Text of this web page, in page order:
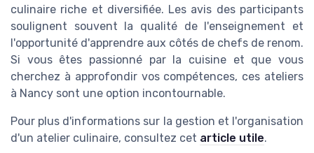
culinaire riche et diversifiée. Les avis des participants
soulignent souvent la qualité de l'enseignement et
l'opportunité d'apprendre aux côtés de chefs de renom.
Si vous êtes passionné par la cuisine et que vous
cherchez à approfondir vos compétences, ces ateliers
à Nancy sont une option incontournable.
Pour plus d'informations sur la gestion et l'organisation
d'un atelier culinaire, consultez cet article utile.